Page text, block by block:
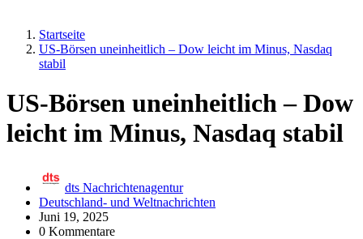
Startseite
US-Börsen uneinheitlich – Dow leicht im Minus, Nasdaq
stabil
US-Börsen uneinheitlich – Dow
leicht im Minus, Nasdaq stabil
dts Nachrichtenagentur
Deutschland- und Weltnachrichten
Juni 19, 2025
0 Kommentare